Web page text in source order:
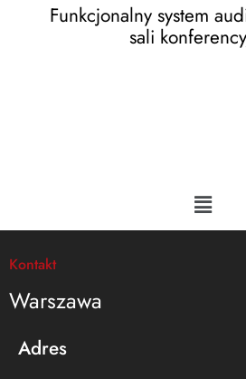
Funkcjonalny system
sali
Kontakt
Warszawa
Adres